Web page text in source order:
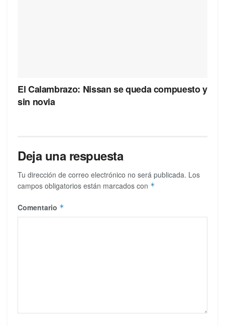
El Calambrazo: Nissan se queda compuesto y
sin novia
Deja una respuesta
Tu dirección de correo electrónico no será publicada. Los
campos obligatorios están marcados con *
Comentario *